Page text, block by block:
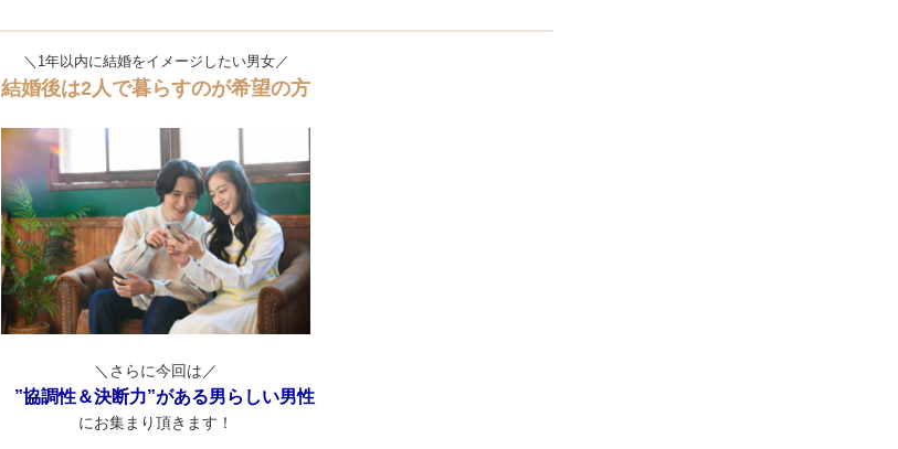
＼1年以内に結婚をイメージしたい男女／
結婚後は2人で暮らすのが希望の方
＼さらに今回は／
”協調性＆決断力”がある男らしい男性
にお集まり頂きます！